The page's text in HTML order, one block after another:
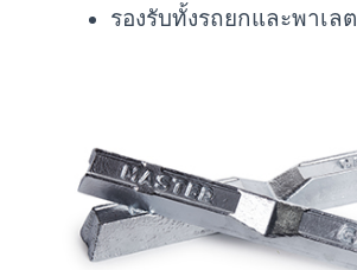
รองรับทั้งรถยกและพาเลต